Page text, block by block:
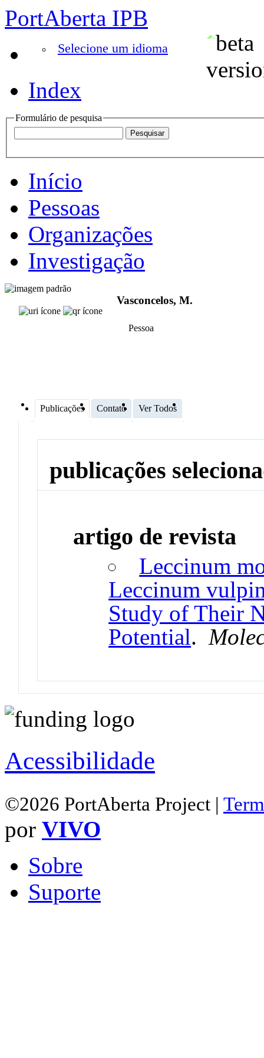
PortAberta IPB
Selecione um idioma
Index
Formulário de pesquisa
Início
Pessoas
Organizações
Investigação
Vasconcelos, M.
Pessoa
Publicações Contato Ver Todos
publicações
artigo de revista
Leccinum
Leccinum
Study of Their
Potential.
Acessibilidade
©2026 PortAberta Project |
por VIVO
Sobre
Suporte